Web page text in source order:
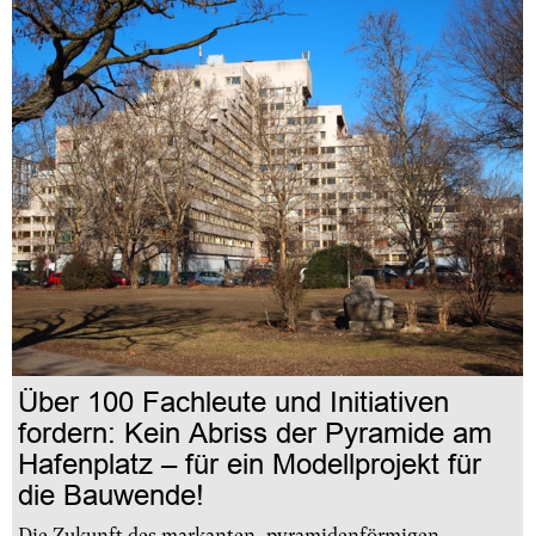
Über 100 Fachleute und Initiativen
fordern: Kein Abriss der Pyramide am
Hafenplatz – für ein Modellprojekt für
die Bauwende!